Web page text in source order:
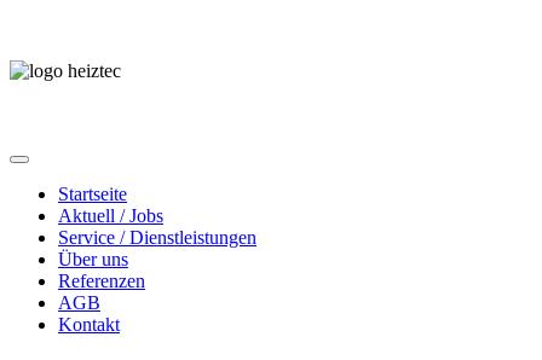
Startseite
Aktuell / Jobs
Service / Dienstleistungen
Über uns
Referenzen
AGB
Kontakt